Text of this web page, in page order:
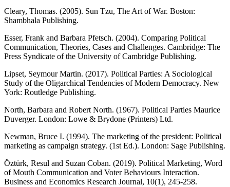
Cleary, Thomas. (2005). Sun Tzu, The Art of War. Boston:
Shambhala Publishing.
Esser, Frank and Barbara Pfetsch. (2004). Comparing Political
Communication, Theories, Cases and Challenges. Cambridge: The
Press Syndicate of the University of Cambridge Publishing.
Lipset, Seymour Martin. (2017). Political Parties: A Sociological
Study of the Oligarchical Tendencies of Modern Democracy. New
York: Routledge Publishing.
North, Barbara and Robert North. (1967). Political Parties Maurice
Duverger. London: Lowe & Brydone (Printers) Ltd.
Newman, Bruce I. (1994). The marketing of the president: Political
marketing as campaign strategy. (1st Ed.). London: Sage Publishing.
Öztürk, Resul and Suzan Coban. (2019). Political Marketing, Word
of Mouth Communication and Voter Behaviours Interaction.
Business and Economics Research Journal, 10(1), 245-258.